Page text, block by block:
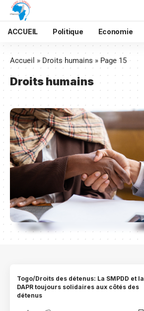
ACCUEIL Politique Economie
Accueil »Droits humains»Page 15
Droits humains
Togo/Droits des détenus: La SMPDD et la
DAPR toujours solidaires aux côtés des
détenus